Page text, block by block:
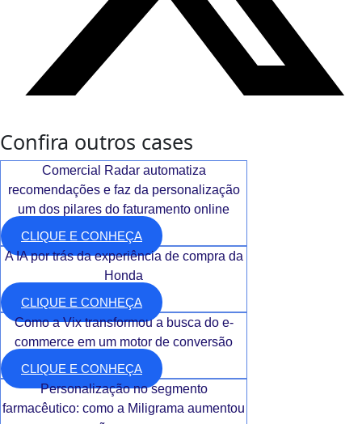
Confira outros cases
Comercial Radar automatiza
recomendações e faz da personalização
um dos pilares do faturamento online
CLIQUE E CONHEÇA
A IA por trás da experiência de compra da
Honda
CLIQUE E CONHEÇA
Como a Vix transformou a busca do e-
commerce em um motor de conversão
CLIQUE E CONHEÇA
Personalização no segmento
farmacêutico: como a Miligrama aumentou